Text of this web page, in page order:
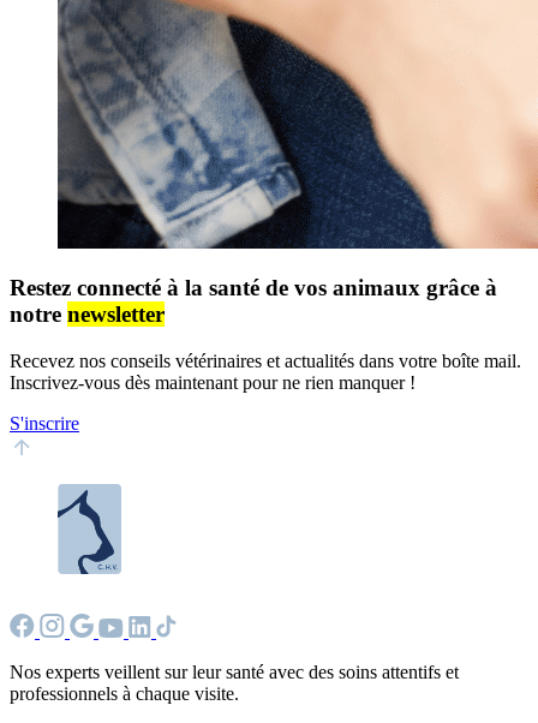
Restez connecté à la santé de vos animaux grâce à
notre newsletter
Recevez nos conseils vétérinaires et actualités dans votre boîte mail.
Inscrivez-vous dès maintenant pour ne rien manquer !
S'inscrire
Nos experts veillent sur leur santé avec des soins attentifs et
professionnels à chaque visite.